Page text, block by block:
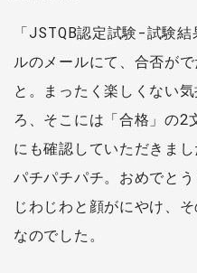
「JSTQB認定試験-試験
ルのメールにて、合否が
と。まったく楽しくない
ろ、そこには「合格」の2
にも確認していただきま
パチパチパチ。おめでと
じわじわと顔がにやけ、
なのでした。